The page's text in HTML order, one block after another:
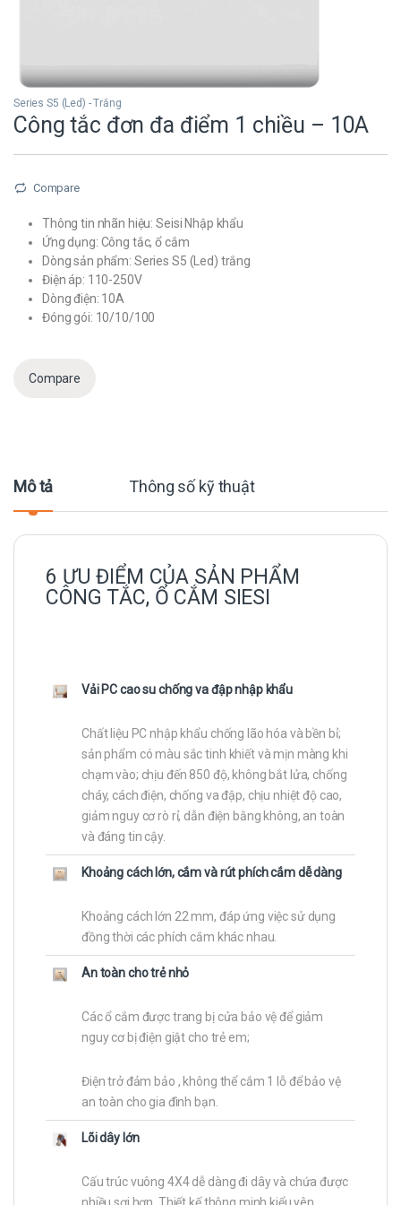
Series S5 (Led) - Trắng
Công tắc đơn đa điểm 1 chiều – 10A
Compare
Thông tin nhãn hiệu: Seisi Nhập khẩu
Ứng dụng: Công tắc, ổ cắm
Dòng sản phẩm: Series S5 (Led) trắng
Điện áp: 110-250V
Dòng điện: 10A
Đóng gói: 10/10/100
Compare
Mô tả Thông số kỹ thuật
6 ƯU ĐIỂM CỦA SẢN PHẨM
CÔNG TẮC, Ổ CẮM SIESI
Vải PC cao su chống va đập nhập khẩu
Chất liệu PC nhập khẩu chống lão hóa và bền bỉ;
sản phẩm có màu sắc tinh khiết và mịn màng khi
chạm vào; chịu đến 850 độ, không bắt lửa, chống
cháy, cách điện, chống va đập, chịu nhiệt độ cao,
giảm nguy cơ rò rỉ, dẫn điện bằng không, an toàn
và đáng tin cậy.
Khoảng cách lớn, cắm và rút phích cắm dễ dàng
Khoảng cách lớn 22 mm, đáp ứng việc sử dụng
đồng thời các phích cắm khác nhau.
An toàn cho trẻ nhỏ
Các ổ cắm được trang bị cửa bảo vệ để giảm
nguy cơ bị điện giật cho trẻ em;
Điện trở đảm bảo , không thể cắm 1 lỗ để bảo vệ
an toàn cho gia đình bạn.
Lõi dây lớn
Cấu trúc vuông 4X4 dễ dàng đi dây và chứa được